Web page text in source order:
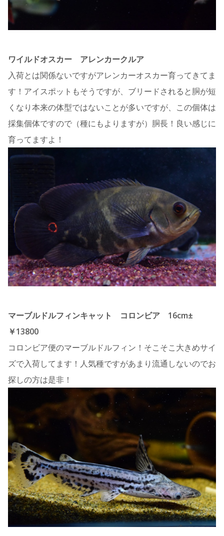
ワイルドオスカー アレンカークルア
入荷とは関係ないですがアレンカーオスカー育ってきてま
す！アイスポットもそうですが、ブリードされると胴が短
くなり本来の体型ではないことが多いですが、この個体は
採集個体ですので（種にもよりますが）胴長！良い感じに
育ってますよ！
マーブルドルフィンキャット コロンビア 16cm±
￥13800
コロンビア便のマーブルドルフィン！そこそこ大きめサイ
ズで入荷してます！人気種ですがあまり流通しないのでお
探しの方は是非！